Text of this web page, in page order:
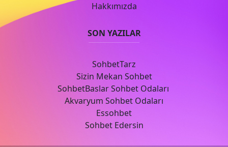
Hakkımızda
SON YAZILAR
SohbetTarz
Sizin Mekan Sohbet
SohbetBaslar Sohbet Odaları
Akvaryum Sohbet Odaları
Essohbet
Sohbet Edersin